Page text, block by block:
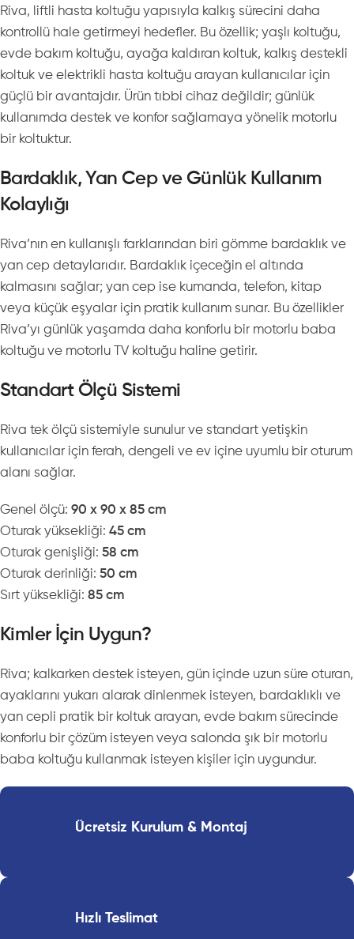
Riva, liftli hasta koltuğu yapısıyla kalkış sürecini daha
kontrollü hale getirmeyi hedefler. Bu özellik; yaşlı koltuğu,
evde bakım koltuğu, ayağa kaldıran koltuk, kalkış destekli
koltuk ve elektrikli hasta koltuğu arayan kullanıcılar için
güçlü bir avantajdır. Ürün tıbbi cihaz değildir; günlük
kullanımda destek ve konfor sağlamaya yönelik motorlu
bir koltuktur.
Bardaklık, Yan Cep ve Günlük Kullanım
Kolaylığı
Riva’nın en kullanışlı farklarından biri gömme bardaklık ve
yan cep detaylarıdır. Bardaklık içeceğin el altında
kalmasını sağlar; yan cep ise kumanda, telefon, kitap
veya küçük eşyalar için pratik kullanım sunar. Bu özellikler
Riva’yı günlük yaşamda daha konforlu bir motorlu baba
koltuğu ve motorlu TV koltuğu haline getirir.
Standart Ölçü Sistemi
Riva tek ölçü sistemiyle sunulur ve standart yetişkin
kullanıcılar için ferah, dengeli ve ev içine uyumlu bir oturum
alanı sağlar.
Genel ölçü: 90 x 90 x 85 cm
Oturak yüksekliği: 45 cm
Oturak genişliği: 58 cm
Oturak derinliği: 50 cm
Sırt yüksekliği: 85 cm
Kimler İçin Uygun?
Riva; kalkarken destek isteyen, gün içinde uzun süre oturan,
ayaklarını yukarı alarak dinlenmek isteyen, bardaklıklı ve
yan cepli pratik bir koltuk arayan, evde bakım sürecinde
konforlu bir çözüm isteyen veya salonda şık bir motorlu
baba koltuğu kullanmak isteyen kişiler için uygundur.
Ücretsiz Kurulum & Montaj
Hızlı Teslimat